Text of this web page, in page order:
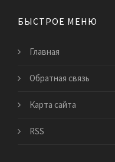
БЫСТРОЕ МЕНЮ
Главная
Обратная связь
Карта сайта
RSS